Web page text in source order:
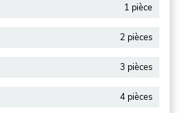
1 pièce
2 pièces
3 pièces
4 pièces